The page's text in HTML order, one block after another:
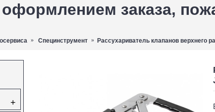
заказа,
Специнструмент Раcсухариватель клапанов верхнего
+